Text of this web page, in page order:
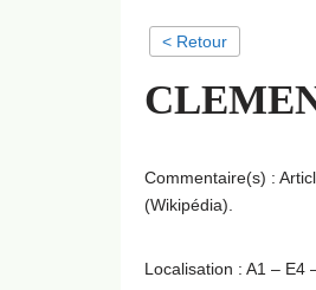
< Retour
Commentaire(s) :
(Wikipédia).
Localisation : A1 – E4